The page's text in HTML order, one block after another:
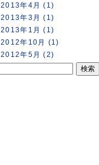
2013年4月 (1)
2013年3月 (1)
2013年1月 (1)
2012年10月 (1)
2012年5月 (2)